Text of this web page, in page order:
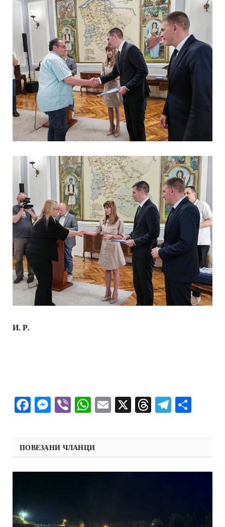
И. Р.
Facebook
Messenger
ViberWhatsApp
Email
X Threads
ПОВЕЗАНИ ЧЛАНЦИ